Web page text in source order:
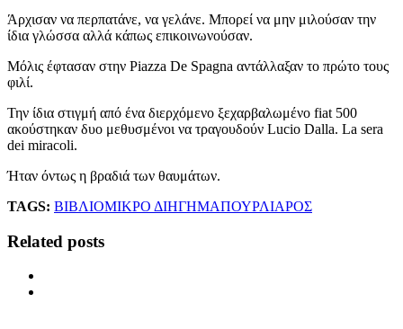
Άρχισαν να περπατάνε, να γελάνε. Μπορεί να μην μιλούσαν την
ίδια γλώσσα αλλά κάπως επικοινωνούσαν.
Μόλις έφτασαν στην Piazza De Spagna αντάλλαξαν το πρώτο τους
φιλί.
Την ίδια στιγμή από ένα διερχόμενο ξεχαρβαλωμένο fiat 500
ακούστηκαν δυο μεθυσμένοι να τραγουδούν Lucio Dalla. La sera
dei miracoli.
Ήταν όντως η βραδιά των θαυμάτων.
TAGS: ΒΙΒΛΙΟΜΙΚΡΟ ΔΙΗΓΗΜΑΠΟΥΡΛΙΑΡΟΣ
Related posts